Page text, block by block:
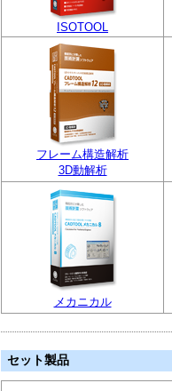
ISOTOOL
フレーム構造解析
3D動解析
メカニカル
セット製品